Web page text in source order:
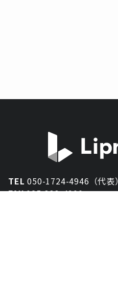
TEL050-1724-4946（代表）
FAX025-333-4900